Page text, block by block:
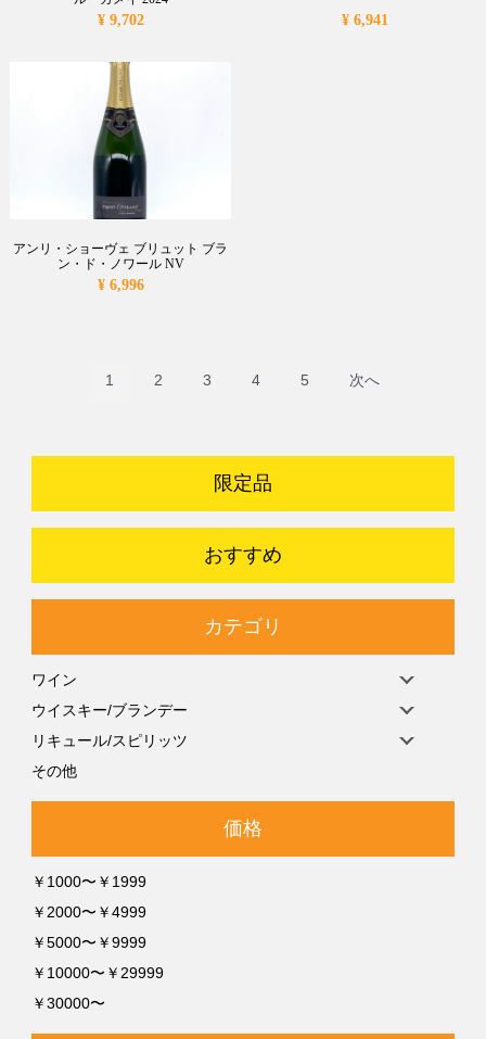
¥ 9,702 ¥ 6,941
アンリ・ショーヴェ ブリュット ブラ
ン・ド・ノワール NV
¥ 6,996
1 2 3 4 5 次へ
限定品
おすすめ
カテゴリ
ワイン
ウイスキー/ブランデー
リキュール/スピリッツ
その他
価格
￥1000〜￥1999
￥2000〜￥4999
￥5000〜￥9999
￥10000〜￥29999
￥30000〜